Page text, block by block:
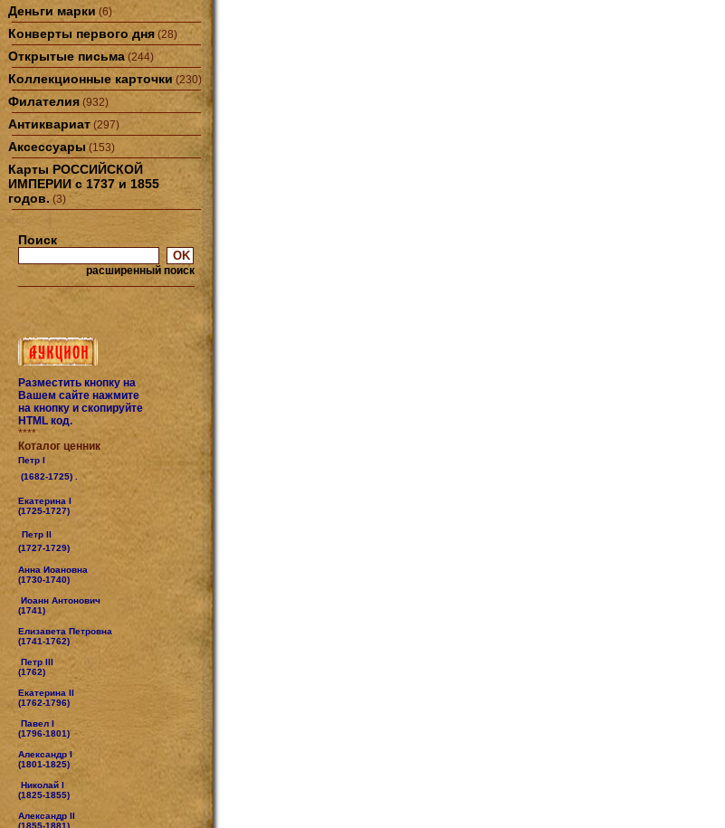
Деньги марки (6)
Конверты первого дня (28)
Открытые письма (244)
Коллекционные карточки (230)
Филателия (932)
Антиквариат (297)
Аксессуары (153)
Карты РОССИЙСКОЙ
ИМПЕРИИ с 1737 и 1855
годов. (3)
Поиск
расширенный поиск
Разместить кнопку на
Вашем сайте нажмите
на кнопку и скопируйте
HTML код.
****
Коталог ценник
Петр I
(1682-1725) .
Екатерина I
(1725-1727)
Петр II
(1727-1729)
Анна Иоановна
(1730-1740)
Иоанн Антонович
(1741)
Елизавета Петровна
(1741-1762)
Петр III
(1762)
Екатерина II
(1762-1796)
Павел I
(1796-1801)
Александр I
(1801-1825)
Николай I
(1825-1855)
Александр II
(1855-1881)